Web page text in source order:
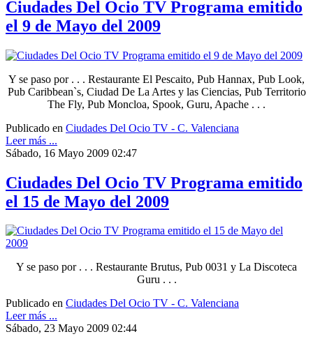
Ciudades Del Ocio TV Programa emitido
el 9 de Mayo del 2009
Y se paso por . . . Restaurante El Pescaito, Pub Hannax, Pub Look,
Pub Caribbean`s, Ciudad De La Artes y las Ciencias, Pub Territorio
The Fly, Pub Moncloa, Spook, Guru, Apache . . .
Publicado en Ciudades Del Ocio TV - C. Valenciana
Leer más ...
Sábado, 16 Mayo 2009 02:47
Ciudades Del Ocio TV Programa emitido
el 15 de Mayo del 2009
Y se paso por . . . Restaurante Brutus, Pub 0031 y La Discoteca
Guru . . .
Publicado en Ciudades Del Ocio TV - C. Valenciana
Leer más ...
Sábado, 23 Mayo 2009 02:44